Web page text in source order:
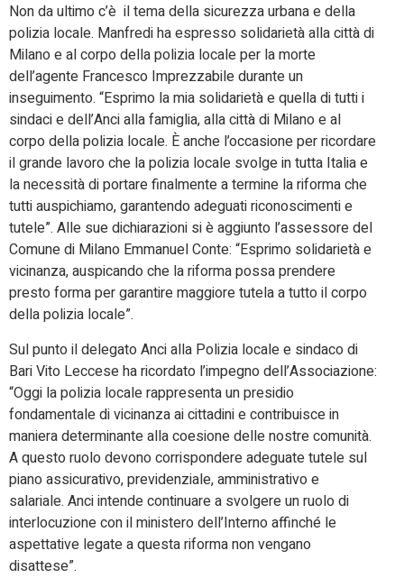
Non da ultimo c’è il tema della sicurezza urbana e della
polizia locale. Manfredi ha espresso solidarietà alla città di
Milano e al corpo della polizia locale per la morte
dell’agente Francesco Imprezzabile durante un
inseguimento. “Esprimo la mia solidarietà e quella di tutti i
sindaci e dell’Anci alla famiglia, alla città di Milano e al
corpo della polizia locale. È anche l’occasione per ricordare
il grande lavoro che la polizia locale svolge in tutta Italia e
la necessità di portare finalmente a termine la riforma che
tutti auspichiamo, garantendo adeguati riconoscimenti e
tutele”. Alle sue dichiarazioni si è aggiunto l’assessore del
Comune di Milano Emmanuel Conte: “Esprimo solidarietà e
vicinanza, auspicando che la riforma possa prendere
presto forma per garantire maggiore tutela a tutto il corpo
della polizia locale”.
Sul punto il delegato Anci alla Polizia locale e sindaco di
Bari Vito Leccese ha ricordato l’impegno dell’Associazione:
“Oggi la polizia locale rappresenta un presidio
fondamentale di vicinanza ai cittadini e contribuisce in
maniera determinante alla coesione delle nostre comunità.
A questo ruolo devono corrispondere adeguate tutele sul
piano assicurativo, previdenziale, amministrativo e
salariale. Anci intende continuare a svolgere un ruolo di
interlocuzione con il ministero dell’Interno affinché le
aspettative legate a questa riforma non vengano
disattese”.